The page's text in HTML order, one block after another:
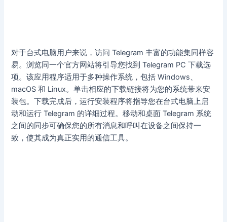
对于台式电脑用户来说，访问 Telegram 丰富的功能集同样容
易。浏览同一个官方网站将引导您找到 Telegram PC 下载选
项。该应用程序适用于多种操作系统，包括 Windows、
macOS 和 Linux。单击相应的下载链接将为您的系统带来安
装包。下载完成后，运行安装程序将指导您在台式电脑上启
动和运行 Telegram 的详细过程。移动和桌面 Telegram 系统
之间的同步可确保您的所有消息和呼叫在设备之间保持一
致，使其成为真正实用的通信工具。